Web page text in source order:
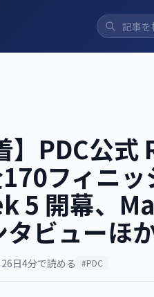
】PDC公
フィニ
5 開幕、
ビューほ
日4分で読める #PDC